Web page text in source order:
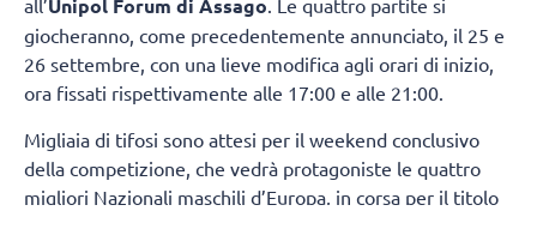
all’Unipol Forum di Assago. Le quattro partite si
giocheranno, come precedentemente annunciato, il 25 e
26 settembre, con una lieve modifica agli orari di inizio,
ora fissati rispettivamente alle 17:00 e alle 21:00.
Migliaia di tifosi sono attesi per il weekend conclusivo
della competizione, che vedrà protagoniste le quattro
migliori Nazionali maschili d’Europa, in corsa per il titolo